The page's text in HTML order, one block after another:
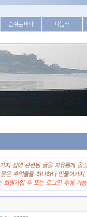
숨쉬는 바다 나눔터